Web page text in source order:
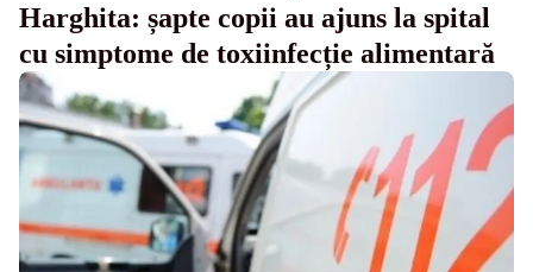
Harghita: șapte copii au ajuns la spital
cu simptome de toxiinfecție alimentară